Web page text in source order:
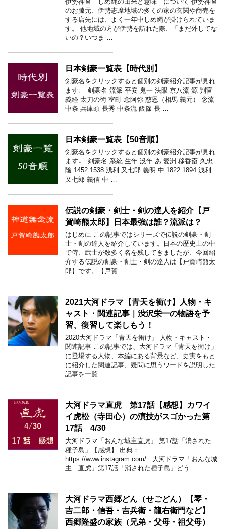
のお膝元、伊勢志摩地域の多くの家の玄関や商売を
する店先には、よく一年中しめ縄が掛けられていま
す。 他地域の方が伊勢を訪れた際、「まだ外してな
いの？いつま …
日本剣豪一覧表【時代別】
剣豪名をクリックすると個別の剣豪紹介記事が見れ
ます↓ 剣豪名 流派 平安 鬼一 法眼 京八流 源 判官
義経 太刀の術 室町 念阿弥 慈恩（相馬 義元） 念流
中条 兵庫頭 長秀 中条流 飯篠 長 …
日本剣豪一覧表【50音順】
剣豪名をクリックすると個別の剣豪紹介記事が見れ
ます↓ 剣豪名 系統 生年 没年 あ 愛洲 移香斎 久忠
陰 1452 1538 浅利 又七郎 義明 中 1822 1894 浅利
又七郎 義信 中 …
伝説の剣豪・剣士・剣の達人を紹介【戸
賀崎熊太郎】日本最強は誰？流派は？
はじめに この記事ではシリーズで伝説の剣豪・剣
士・剣の達人を紹介しています。日本の歴史上の中
で侍、武士が数多く名を残してきましたが、今回紹
介する伝説の剣豪・剣士・剣の達人は【戸賀崎熊太
郎】です。【戸賀 …
2021大河ドラマ【青天を衝け】人物・キ
ャスト・関連記事｜渋沢栄一の物語を予
習、復習して楽しもう！
2020大河ドラマ「青天を衝け」 人物・キャスト・
関連記事 この記事では、大河ドラマ「青天を衝け」
に登場する人物、本編にある背景など、史実をもと
に紹介した関連記事、疑問に思うワードを説明した
記事を一覧 …
大河ドラマ直虎 第17話【感想】カワイ
イ虎松（寺田心）の演技がスゴかった第
17話 4/30
大河ドラマ「おんな城主直虎」 第17話「消された
種子島」【感想】 出典：
https://www.instagram.com/ 大河ドラマ「おんな城
主 直虎」第17話「消された種子島」どう …
大河ドラマ西郷どん（せごどん）【琴・
吉二郎・信吾・吉兵衛・龍右衛門など】
西郷隆盛の家族（兄弟・父母・祖父母）